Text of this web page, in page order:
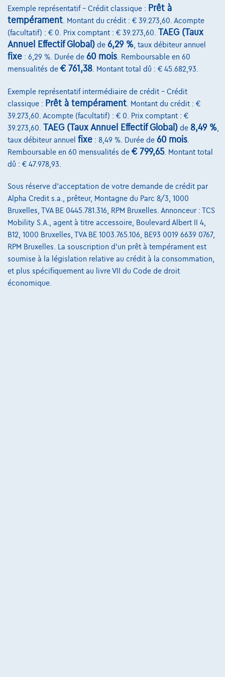
Voir le véhicule
Mercedes-Benz C 180Limousine Carplay + Verwarmde zetels
01/2024
52.286 km Essence
Automatique
125 kW ( 170 CV )
€34.950 1
Dès€527,73
Exemple représentatif – Crédit classique : Prêt à
tempérament . Montant du crédit : € 39.273,60. Acompte
(facultatif) : € 0. Prix comptant : € 39.273,60. TAEG (Taux
Annuel Effectif Global) de 6,29 % , taux débiteur annuel
fixe : 6,29 %. Durée de 60 mois . Remboursable en 60
mensualités de € 761,38 . Montant total dû : € 45.682,93.
Exemple représentatif intermédiaire de crédit – Crédit
classique : Prêt à tempérament . Montant du crédit : €
39.273,60. Acompte (facultatif) : € 0. Prix comptant : €
39.273,60. TAEG (Taux Annuel Effectif Global) de 8,49 %
taux débiteur annuel fixe : 8,49 %. Durée de 60 mois
Remboursable en 60 mensualités de € 799,65. Montant total
dû : € 47.978,93.
Sous réserve d'acceptation de votre demande de crédit par
Alpha Credit s.a., prêteur, Montagne du Parc 8/3, 1000
Bruxelles, TVA BE 0445.781.316, RPM Bruxelles. Annonceur : TCS
Mobility S.A., agent à titre accessoire, Boulevard Albert II 4,
B12, 1000 Bruxelles, TVA BE 1003.765.106, BE93 0019 6639 0767,
RPM Bruxelles. La souscription d'un prêt à tempérament est
soumise à la législation relative au crédit à la consommation,
et plus spécifiquement au livre VII du Code de droit
économique.